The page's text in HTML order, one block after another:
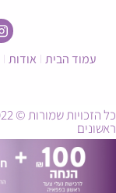
עמוד הבית אודות
ראשונים